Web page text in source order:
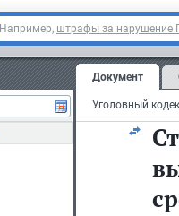
Например, штрафы за нарушение
Документ